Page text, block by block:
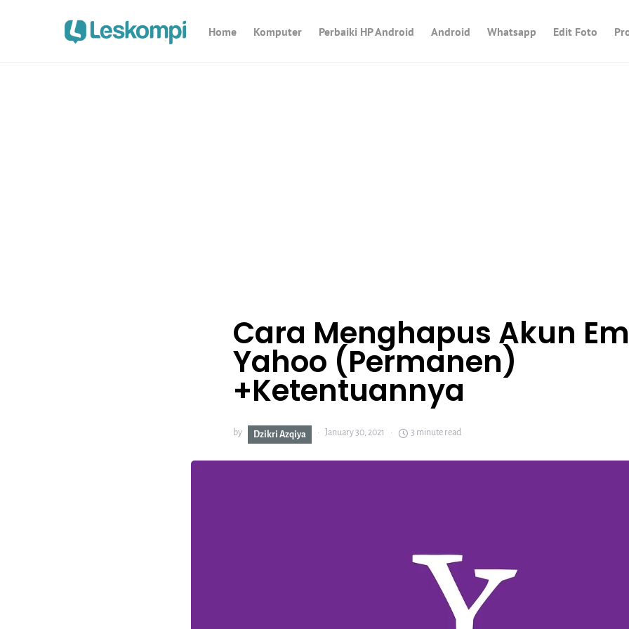
Home Komputer Perbaiki HP Android Android Whatsapp Edit Foto
Cara Menghapus Akun
Yahoo (Permanen)
+Ketentuannya
by Dzikri Azqiya January 30, 2021 3 minute read